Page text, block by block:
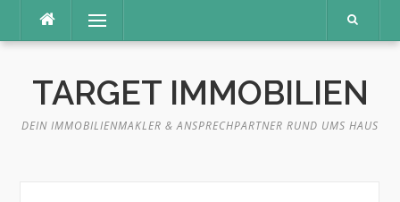
Inhalt
Menü
TARGET IMMOBILIEN
DEIN IMMOBILIENMAKLER & ANSPRECHPARTNER RUND UMS HAUS